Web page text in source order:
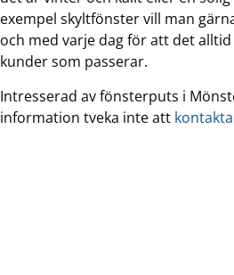
exempel skyltfönster vill man
och med varje dag för att det
kunder som passerar.
Intresserad av fönsterputs i
information tveka inte att